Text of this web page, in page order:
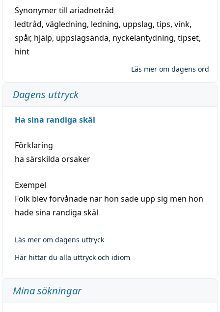
Synonymer till ariadnetråd
ledtråd, vägledning, ledning, uppslag, tips, vink,
spår, hjälp, uppslagsända, nyckelantydning, tipset,
hint
Läs mer om dagens ord
Dagens uttryck
Ha sina randiga skäl
Förklaring
ha särskilda orsaker
Exempel
Folk blev förvånade när hon sade upp sig men hon
hade sina randiga skäl
Läs mer om dagens uttryck
Här hittar du alla uttryck och idiom
Mina sökningar